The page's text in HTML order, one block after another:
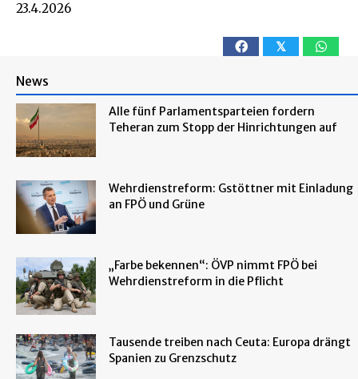
23.4.2026
𝕏
News
Alle fünf Parlamentsparteien fordern
Teheran zum Stopp der Hinrichtungen auf
Wehrdienstreform: Gstöttner mit Einladung
an FPÖ und Grüne
„Farbe bekennen“: ÖVP nimmt FPÖ bei
Wehrdienstreform in die Pflicht
Tausende treiben nach Ceuta: Europa drängt
Spanien zu Grenzschutz